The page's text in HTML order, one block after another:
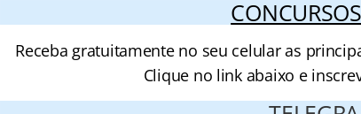
Receba gratuitamente no seu celular as
Clique no link abaixo e